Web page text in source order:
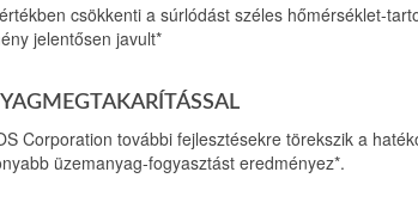
csökkenti a súrlódást széles hőmérséklet-
jelentősen javult*
Corporation további fejlesztésekre törekszik a
üzemanyag-fogyasztást eredményez*.